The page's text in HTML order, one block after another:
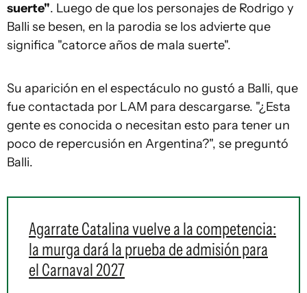
suerte". Luego de que los personajes de Rodrigo y
Balli se besen, en la parodia se los advierte que
significa "catorce años de mala suerte".
Su aparición en el espectáculo no gustó a Balli, que
fue contactada por LAM para descargarse. "¿Esta
gente es conocida o necesitan esto para tener un
poco de repercusión en Argentina?", se preguntó
Balli.
Agarrate Catalina vuelve a la competencia:
la murga dará la prueba de admisión para
el Carnaval 2027